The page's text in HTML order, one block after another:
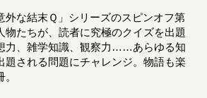
外な結末Ｑ」シリーズのスピンオフ第
物たちが、読者に究極のクイズを出題
力、雑学知識、観察力……あらゆる知
題される問題にチャレンジ。物語も楽